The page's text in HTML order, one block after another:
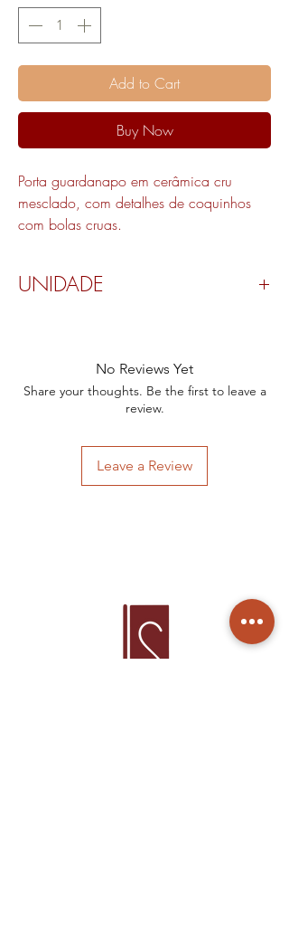
Add to Cart
Buy Now
Porta guardanapo em cerâmica cru
mesclado, com detalhes de coquinhos
com bolas cruas.
UNIDADE
No Reviews Yet
Share your thoughts. Be the first to leave a
review.
Leave a Review